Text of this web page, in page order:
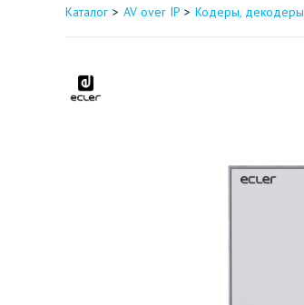
Каталог AV over IP Кодеры, декодеры